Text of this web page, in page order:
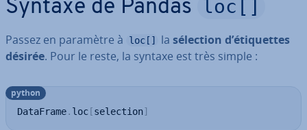
Syntaxe de Pandas loc[]
Passez en paramètre à loc[] la sélection d’éti­quettes
désirée. Pour le reste, la syntaxe est très simple :
DataFrame. loc [selection]
python